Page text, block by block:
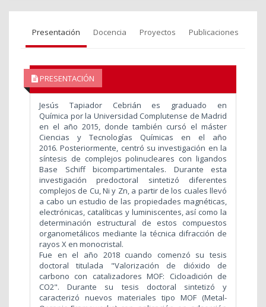
Presentación Docencia Proyectos Publicaciones
PRESENTACIÓN
Jesús Tapiador Cebrián es graduado en
Química por la Universidad Complutense de Madrid
en el año 2015, donde también cursó el máster
Ciencias y Tecnologías Químicas en el año
2016. Posteriormente, centró su investigación en la
síntesis de complejos polinucleares con ligandos
Base Schiff bicompartimentales. Durante esta
investigación predoctoral sintetizó diferentes
complejos de Cu, Ni y Zn, a partir de los cuales llevó
a cabo un estudio de las propiedades magnéticas,
electrónicas, catalíticas y luminiscentes, así como la
determinación estructural de estos compuestos
organometálicos mediante la técnica difracción de
rayos X en monocristal.
Fue en el año 2018 cuando comenzó su tesis
doctoral titulada "Valorización de dióxido de
carbono con catalizadores MOF: Cicloadición de
CO2". Durante su tesis doctoral sintetizó y
caracterizó nuevos materiales tipo MOF (Metal-